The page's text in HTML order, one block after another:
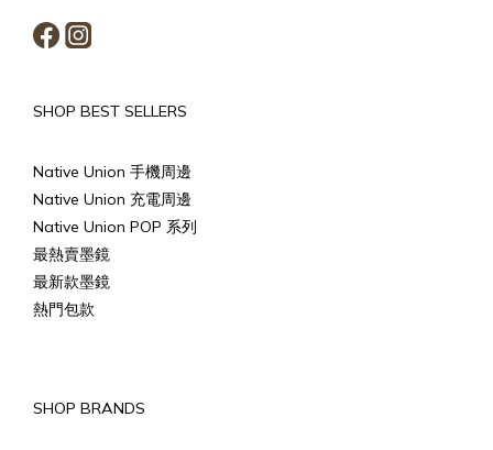
SHOP BEST SELLERS
Native Union 手機周邊
Native Union 充電周邊
Native Union POP 系列
最熱賣墨鏡
最新款墨鏡
熱門包款
SHOP BRANDS